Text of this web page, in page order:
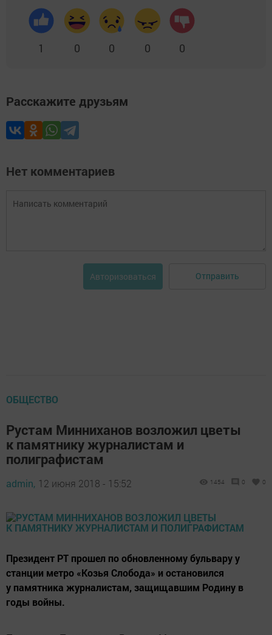
1 0 0 0 0
Расскажите друзьям
Нет комментариев
Авторизоваться Отправить
ОБЩЕСТВО
Рустам Минниханов возложил цветы
к памятнику журналистам и
полиграфистам
admin, 12 июня 2018 - 15:52 1454 0 0
Президент РТ прошел по обновленному бульвару у
станции метро «Козья Слобода» и остановился
у памятника журналистам, защищавшим Родину в
годы войны.